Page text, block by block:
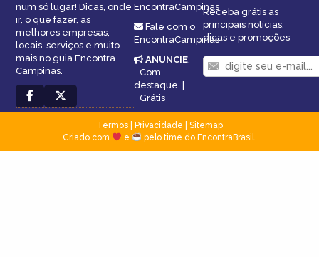
num só lugar! Dicas, onde
ir, o que fazer, as
melhores empresas,
locais, serviços e muito
mais no guia Encontra
Campinas.
EncontraCampinas
Fale com o
EncontraCampinas
ANUNCIE:
Com
destaque |
Grátis
Receba grátis as
principais notícias,
dicas e promoções
Termos| Privacidade
Sitemap
Criado com
e pelo time do EncontraBrasil